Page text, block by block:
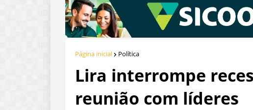
Página inicial Política
Lira interrompe
reunião com líderes